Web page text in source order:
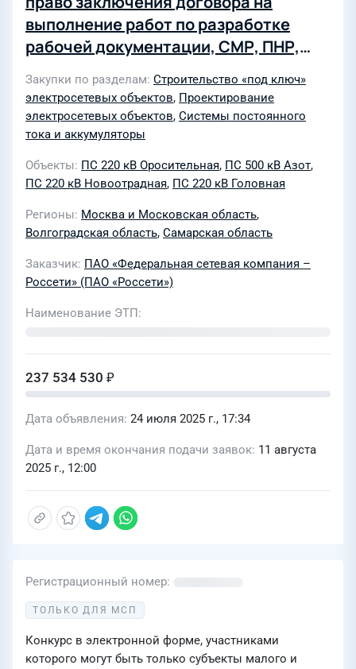
выполнение работ по разработке
рабочей документации, СМР, ПНР,
по инвестиционному проекту
«Техперевооружение ПС 500 кВ Азот,
ПС 220 кВ Головная, ПС 220 кВ
Оросительная, ПС 220 кВ Ново-
Отрадная в части замены
Закупки по разделам Строительство «под ключ»
электросетевых объектов, Проектирование
электросетевых объектов, Системы постоянного
тока и аккумуляторы
Объекты ПС 220 кВ Оросительная, ПС 500 кВ Азот,
ПС 220 кВ Новоотрадная, ПС 220 кВ Головная
Регионы Москва и Московская область,
Волгоградская область, Самарская область
Заказчик ПАО «Федеральная сетевая компания –
Россети» (ПАО «Россети»)
Наименование ЭТП
237 534 530 ₽
Дата объявления 24 июля 2025 г., 17:34
Дата и время окончания подачи заявок 11 августа
2025 г., 12:00
Регистрационный номер
ТОЛЬКО ДЛЯ МСП
Конкурс в электронной форме, участниками
которого могут быть только субъекты малого и